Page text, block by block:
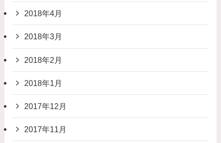
2018年4月
2018年3月
2018年2月
2018年1月
2017年12月
2017年11月